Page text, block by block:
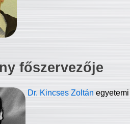
főszervezője
Dr. Kincses Zoltán